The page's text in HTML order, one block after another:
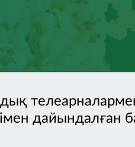
дайындалған